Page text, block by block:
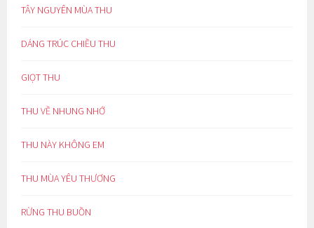
TÂY NGUYÊN MÙA THU
DÁNG TRÚC CHIỀU THU
GIỌT THU
THU VỀ NHUNG NHỚ
THU NÀY KHÔNG EM
THU MÙA YÊU THƯƠNG
RỪNG THU BUỒN